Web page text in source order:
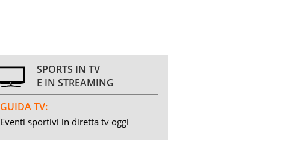
SPORTS IN TV
E IN STREAMING
GUIDA TV:
Eventi sportivi in diretta tv oggi